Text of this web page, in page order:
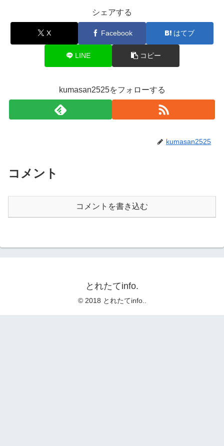
シェアする
X Facebook はてブ
LINE コピー
kumasan2525をフォローする
kumasan2525
コメント
コメントを書き込む
とれたてinfo.
© 2018 とれたてinfo..